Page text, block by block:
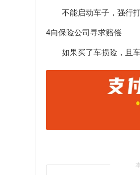
不能启动车子，强行
4向保险公司寻求赔偿
如果买了车损险，且